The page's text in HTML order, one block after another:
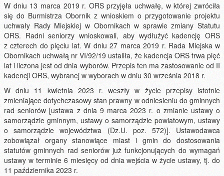
W dniu 13 marca 2019 r. ORS przyjęła uchwałę, w której zwróciła
się do Burmistrza Obornik z wnioskiem o przygotowanie projektu
uchwały Rady Miejskiej w Obornikach w sprawie zmiany Statutu
ORS. Radni seniorzy wnioskowali, aby wydłużyć kadencję ORS
z czterech do pięciu lat. W dniu 27 marca 2019 r. Rada Miejska w
Obornikach uchwałą nr VI/92/19 ustaliła, że kadencja ORS trwa pięć
lat i liczona jest od dnia wyborów. Przepis ten ma zastosowanie od II
kadencji ORS, wybranej w wyborach w dniu 30 września 2018 r.
W dniu 11 kwietnia 2023 r. weszły w życie przepisy istotnie
zmieniające dotychczasowy stan prawny w odniesieniu do gminnych
rad seniorów [ustawa z dnia 9 marca 2023 r. o zmianie ustawy o
samorządzie gminnym, ustawy o samorządzie powiatowym, ustawy
o samorządzie województwa (Dz.U. poz. 572)]. Ustawodawca
zobowiązał organy stanowiące miast i gmin do dostosowania
statutów gminnych rad seniorów już funkcjonujących do wymagań
ustawy w terminie 6 miesięcy od dnia wejścia w życie ustawy, tj. do
11 października 2023 r.